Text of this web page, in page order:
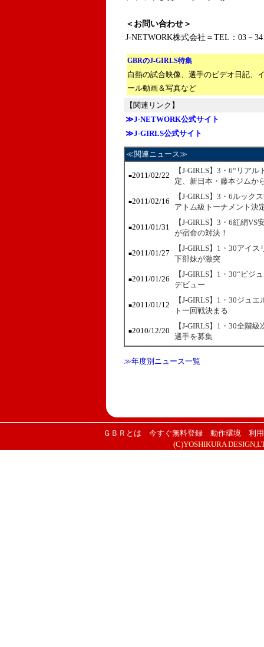
＜お問い合わせ＞
J-NETWORK株式会社＝TEL：03－
GBRのJ-GIRLS特集
白熱の試合映像、選手のビデオ日記、
ール動画＆写真など
【関連リンク】
≫J-NETWORK公式サイト
≫J-GIRLS公式サイト
≪関連ニュース≫
■2011/02/22
【J-GIRLS】3・6“リア
定、新日本・藤本ジムか
■2011/02/16
【J-GIRLS】3・6ルック
アトム級トーナメント決
■2011/01/31
【J-GIRLS】3・6紅絹
が宿命の対決！
■2011/01/27
【J-GIRLS】1・30アイ
下部妹が激突
■2011/01/26
【J-GIRLS】1・30“ビジ
デビュー
■2011/01/12
【J-GIRLS】1・30ジュ
ト一回戦決まる
■2010/12/20
【J-GIRLS】1・30全階
選手を募集
≫年度別ニュース一覧
ＧＢＲとは 今すぐ無料登録 動作環境
利
(C)YOSHIKURA